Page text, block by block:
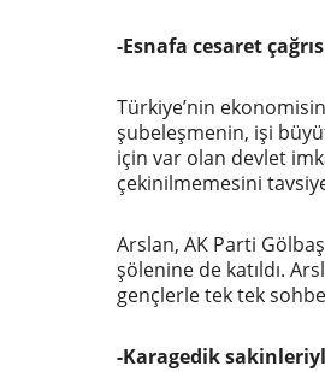
-Esnafa cesaret
Türkiye’nin
şubeleşmenin, işi
için var olan devlet
çekinilmemesini
Arslan, AK Parti
şölenine de katıldı.
gençlerle tek tek
-Karagedik